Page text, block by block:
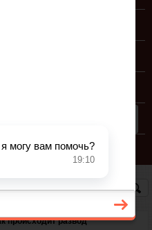
РФ
происходит развод